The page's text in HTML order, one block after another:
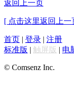
返回上一页
[ 点击这里返回上一
首页 | 登录 | 注册
标准版 | 触屏版 | 电
© Comsenz Inc.